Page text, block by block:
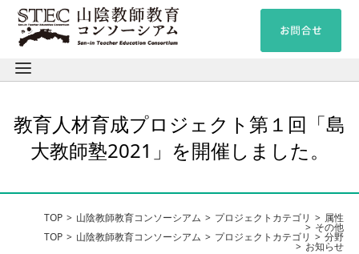
教育人材育成プロジェクト第１回「島
大教師塾2021」を開催しました。
TOP 山陰教師教育コンソーシアム プロジェクトカテゴリ 属性
その他
TOP 山陰教師教育コンソーシアム プロジェクトカテゴリ 分野
お知らせ